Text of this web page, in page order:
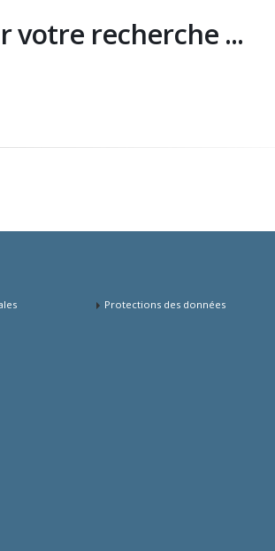
votre recherche ...
Protections des données